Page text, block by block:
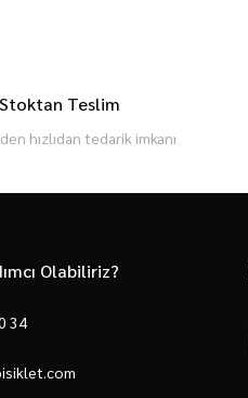
Stoktan Teslim
hızlıdan tedarik imkanı
Olabiliriz?
34